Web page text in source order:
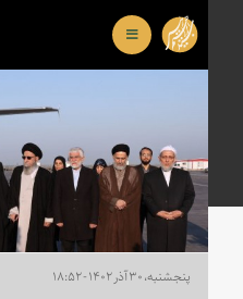
پنجشنبه، ۳۰ آذر ۱۴۰۲ - ۱۸:۵۲